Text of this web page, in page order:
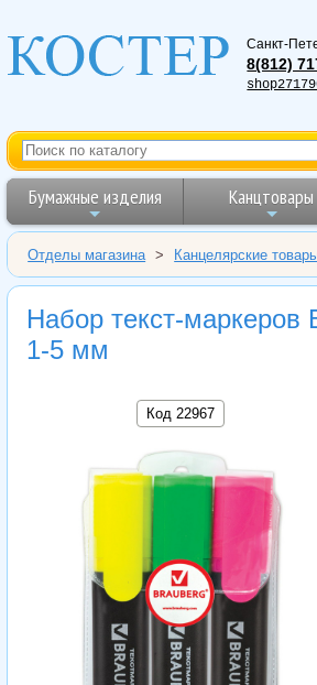
Санкт-
8(812)
Бумажные изделия Канцтовары
Отделы магазина > Канцелярские
Набор текст-маркеров
1-5 мм
Код 22967